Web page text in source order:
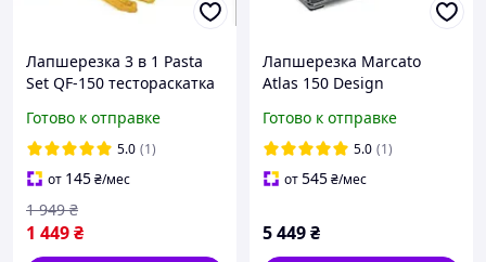
Лапшерезка 3 в 1 Pasta
Set QF-150 тестораскатка
Готово к отправке
5.0 (1)
от 145₴/мес
1 449₴
1 949 ₴
Лапшерезка Marcato
Atlas 150 Design
Оригинал!
Готово к отправке
5.0 (1)
от545₴/мес
5 449₴